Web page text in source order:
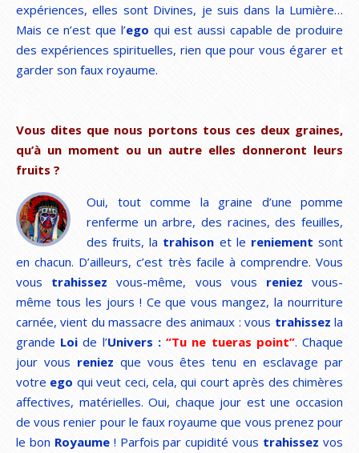
expériences, elles sont Divines, je suis dans la Lumière…
Mais ce n’est que l’ego qui est aussi capable de produire
des expériences spirituelles, rien que pour vous égarer et
garder son faux royaume.
Vous dites que nous portons tous ces deux graines,
qu’à un moment ou un autre elles donneront leurs
fruits ?
Oui, tout comme la graine d’une pomme
renferme un arbre, des racines, des feuilles,
des fruits, la trahison et le reniement sont
en chacun. D’ailleurs, c’est très facile à comprendre. Vous
vous trahissez vous-même, vous vous reniez vous-
même tous les jours ! Ce que vous mangez, la nourriture
carnée, vient du massacre des animaux : vous trahissez la
grande Loi de l’Univers :“Tu ne tueras point”. Chaque
jour vous reniez que vous êtes tenu en esclavage par
votre ego qui veut ceci, cela, qui court après des chimères
affectives, matérielles. Oui, chaque jour est une occasion
de vous renier pour le faux royaume que vous prenez pour
le bon Royaume ! Parfois par cupidité vous trahissez vos